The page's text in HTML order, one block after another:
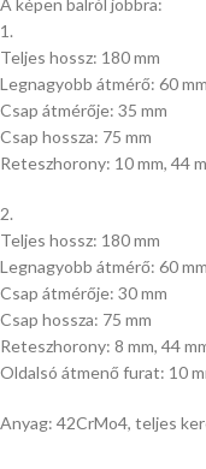
1.
Teljes hossz: 180 mm
Legnagyobb átmérő: 60 mm
Csap átmérője: 35 mm
Csap hossza: 75 mm
Reteszhorony: 10 mm, 44
2.
Teljes hossz: 180 mm
Legnagyobb átmérő: 60 mm
Csap átmérője: 30 mm
Csap hossza: 75 mm
Reteszhorony: 8 mm, 44
Oldalsó átmenő furat: 10
Anyag: 42CrMo4, teljes